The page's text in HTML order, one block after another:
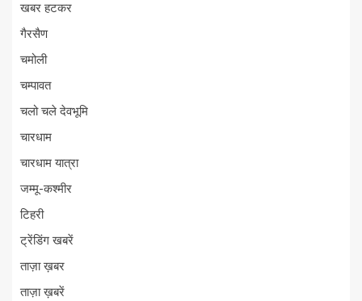
खबर हटकर
गैरसैण
चमोली
चम्पावत
चलो चले देवभूमि
चारधाम
चारधाम यात्रा
जम्मू-कश्मीर
टिहरी
ट्रेंडिंग खबरें
ताज़ा ख़बर
ताज़ा ख़बरें